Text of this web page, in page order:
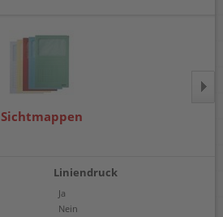
Sichtmappen
Liniendruck
Ja
Nein